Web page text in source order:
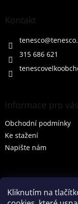
Kliknutím na
Kontakt
tenesco@
315 686 621
Informace pro vás
Obchodní podmínky
Ke stažení
Napište nám